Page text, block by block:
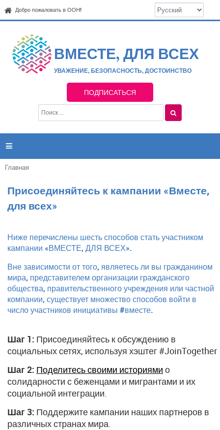
Jump to navigation
Добро пожаловать в ООН!
ВМЕСТЕ, ДЛЯ ВСЕХ
УВАЖЕНИЕ, БЕЗОПАСНОСТЬ, ДОСТОИНСТВО
ПОДПИСАТЬСЯ
п
и

Вы
Главная
Присоединяйтесь к кампании «Вместе,
для всех»
Ниже перечислены шесть способов стать участником
кампании «ВМЕСТЕ, ДЛЯ ВСЕХ».
Вне зависимости от того, являетесь ли вы гражданином
мира, представителем организации гражданского
общества, правительственного учреждения или частной
компании, существует множество способов войти в
число участников инициативы #вместе.
Шаг 1: Присоединяйтесь к обсуждению в
социальных сетях, используя хэштег #JoinTogether
Шаг 2: Поделитесь своими историями о
солидарности с беженцами и мигрантами и их
социальной интеграции.
Шаг 3: Поддержите кампании наших партнеров в
различных странах мира.